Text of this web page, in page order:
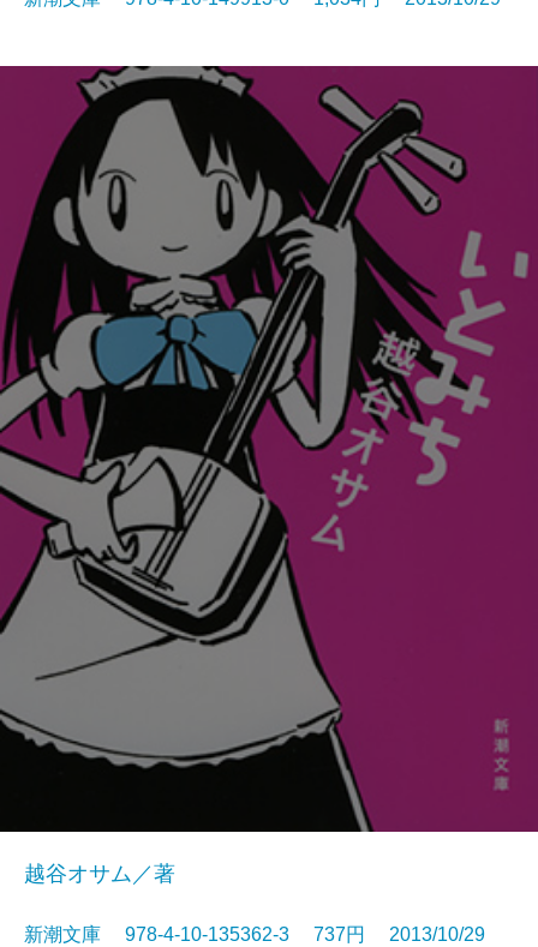
越谷オサム／著
新潮文庫 978-4-10-135362-3 737円 2013/10/29